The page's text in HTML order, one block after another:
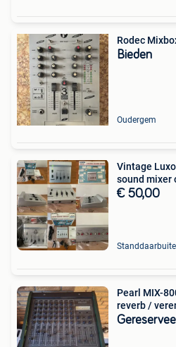
Rodec
Bieden
Oudergem
Vintage
sound mixer
€ 50,00
Pearl MIX-
reverb /